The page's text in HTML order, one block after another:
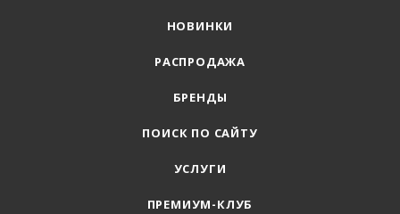
НОВИНКИ
РАСПРОДАЖА
БРЕНДЫ
ПОИСК ПО САЙТУ
УСЛУГИ
ПРЕМИУМ-КЛУБ